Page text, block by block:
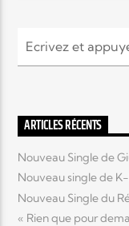
Elyon
ARTICLES RÉCENTS
Nouveau Single de
Nouveau single de
Nouveau Single du
« Rien que pour